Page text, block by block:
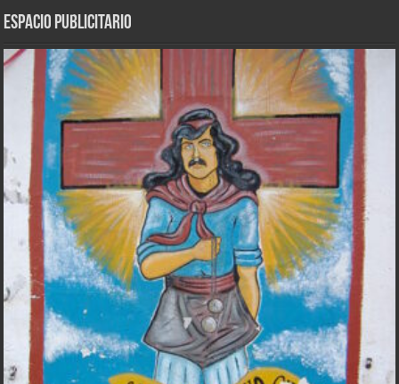
ESPACIO PUBLICITARIO